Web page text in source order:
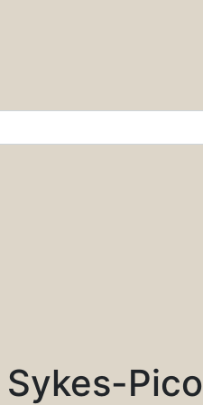
Kultur &
Sykes-